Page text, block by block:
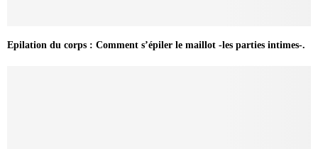
Epilation du corps : Comment s’épiler le maillot -les parties intimes-.